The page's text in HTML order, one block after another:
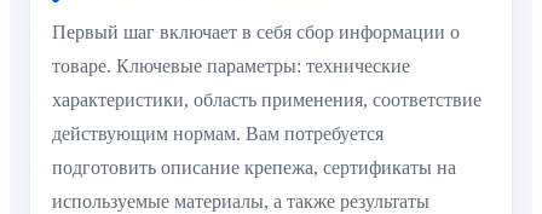
Первый шаг включает в себя сбор информации о
товаре. Ключевые параметры: технические
характеристики, область применения, соответствие
действующим нормам. Вам потребуется
подготовить описание крепежа, сертификаты на
используемые материалы, а также результаты